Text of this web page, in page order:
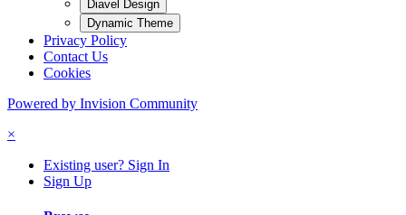
Diavel Design
Dynamic Theme
Privacy Policy
Contact Us
Cookies
Powered by Invision Community
×
Existing user? Sign In
Sign Up